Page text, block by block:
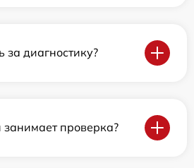
за диагностику?
проверка?